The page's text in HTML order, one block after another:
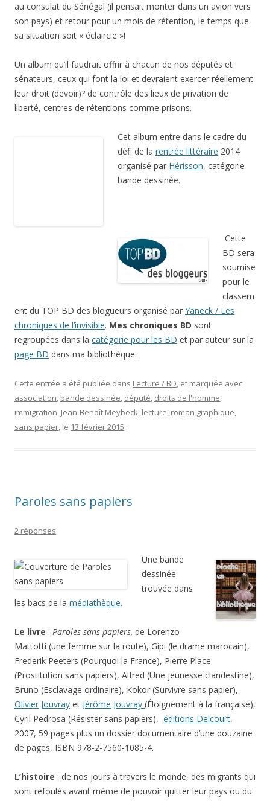
au consulat du Sénégal (il pensait monter dans un avion vers
son pays) et retour pour un mois de rétention, le temps que
sa situation soit « éclaircie »!
Un album qu’il faudrait offrir à chacun de nos députés et
sénateurs, ceux qui font la loi et devraient exercer réellement
leur droit (devoir)? de contrôle des lieux de privation de
liberté, centres de rétentions comme prisons.
Cet album entre dans le cadre du
défi de la rentrée littéraire 2014
organisé par Hérisson, catégorie
bande dessinée.
Cette
BD sera
soumise
pour le
classem
ent du TOP BD des blogueurs organisé par Yaneck / Les
chroniques de l’invisible. Mes chroniques BD sont
regroupées dans la catégorie pour les BD et par auteur sur la
page BD dans ma bibliothèque.
Cette entrée a été publiée dans Lecture / BD, et marquée avec
association, bande dessinée, député, droits de l'homme,
immigration, Jean-Benoît Meybeck, lecture, roman graphique,
sans papier, le 13 février 2015 .
Paroles sans papiers
2 réponses
Une bande
dessinée
trouvée dans
les bacs de la médiathèque.
Le livre : Paroles sans papiers, de Lorenzo
Mattotti (une femme sur la route), Gipi (le drame marocain),
Frederik Peeters (Pourquoi la France), Pierre Place
(Prostitution sans papiers), Alfred (Une jeunesse clandestine),
Brüno (Esclavage ordinaire), Kokor (Survivre sans papier),
Olivier Jouvray et Jérôme Jouvray (Éloignement à la française),
Cyril Pedrosa (Résister sans papiers), éditions Delcourt,
2007, 59 pages plus un dossier documentaire d’une douzaine
de pages, ISBN 978-2-7560-1085-4.
L’histoire : de nos jours à travers le monde, des migrants qui
sont refoulés avant même de pouvoir quitter leur pays ou du